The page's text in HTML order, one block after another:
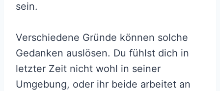
sein.
Verschiedene Gründe können solche
Gedanken auslösen. Du fühlst dich in
letzter Zeit nicht wohl in seiner
Umgebung, oder ihr beide arbeitet an